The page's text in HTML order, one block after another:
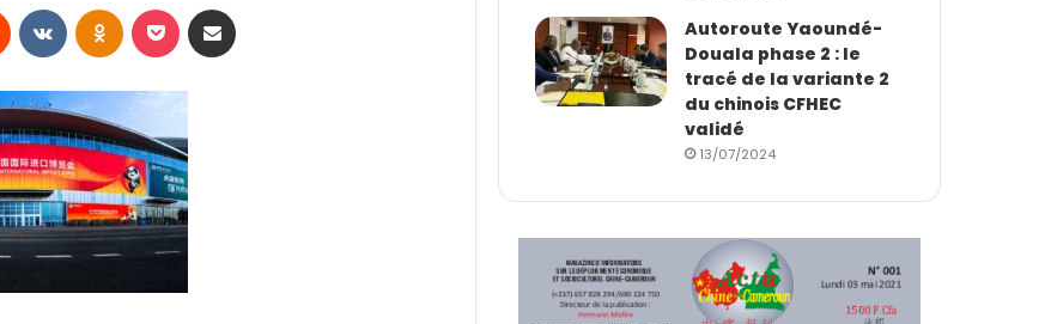
Autoroute Yaoundé-
Douala phase 2 : le
tracé de la variante 2
du chinois CFHEC
validé
13/07/2024